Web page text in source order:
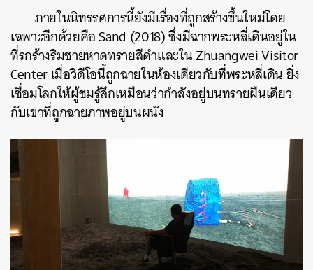
ภายในนิทรรศการนี้ยังมีเรื่องที่ถูกสร้างขึ้นใหม่โดย
เฉพาะอีกด้วยคือ Sand (2018) ซึ่งมีฉากพระหลี่เดินอยู่ใน
ที่รกร้างริมชายหาดทรายสีดำและในZhuangwei Visitor
Center เมื่อวิดีโอนี้ถูกฉายในห้องเดียวกับที่พระหลี่เดิน ยิ่ง
เชื่อมโลกให้ผู้ชมรู้สึกเหมือนว่ากำลังอยู่บนทรายผืนเดียว
กับเขาที่ถูกฉายภาพอยู่บนผนัง